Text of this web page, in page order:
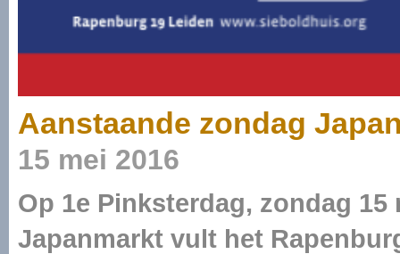
Aanstaande zondag
15 mei 2016
Op 1e Pinksterdag, zondag
Japanmarkt vult het